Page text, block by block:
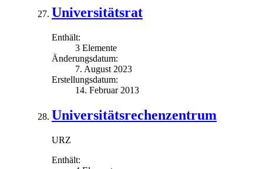
Universitätsrat
Enthält:
3 Elemente
Änderungsdatum:
7. August 2023
Erstellungsdatum:
14. Februar 2013
Universitätsrechenzentrum
URZ
Enthält: